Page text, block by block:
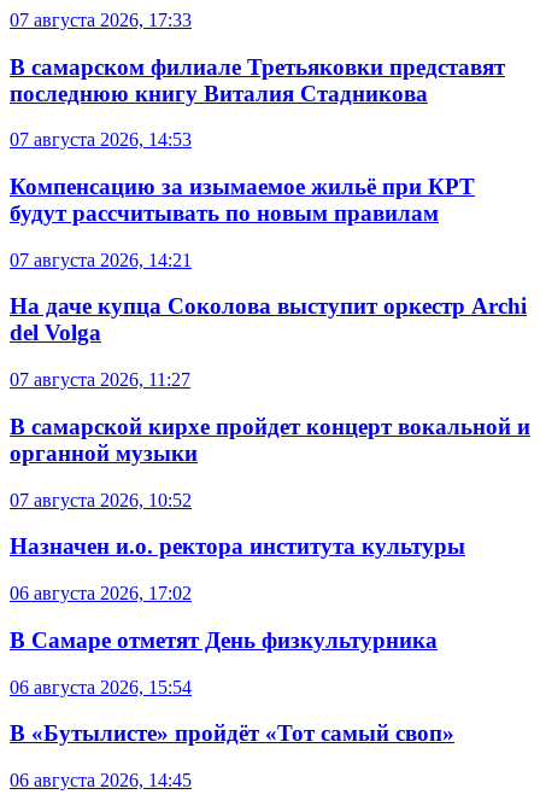
07 августа 2026, 17:33
В самарском филиале Третьяковки представят
последнюю книгу Виталия Стадникова
07 августа 2026, 14:53
Компенсацию за изымаемое жильё при КРТ
будут рассчитывать по новым правилам
07 августа 2026, 14:21
На даче купца Соколова выступит оркестр Archi
del Volga
07 августа 2026, 11:27
В самарской кирхе пройдет концерт вокальной и
органной музыки
07 августа 2026, 10:52
Назначен и.о. ректора института культуры
06 августа 2026, 17:02
В Самаре отметят День физкультурника
06 августа 2026, 15:54
В «Бутылисте» пройдёт «Тот самый своп»
06 августа 2026, 14:45